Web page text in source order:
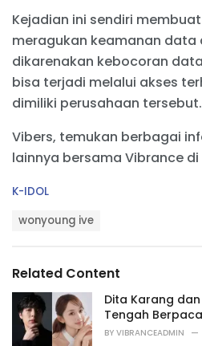
Kejadian ini sendiri membuat
meragukan keamanan data
dikarenakan kebocoran
bisa terjadi melalui akses
dimiliki perusahaan tersebut.
Vibers, temukan berbagai
lainnya bersama Vibrance di
C
r
i
K-IDOL
:
wonyoung ive
Related Content
Dita Karang
Tengah
BY VIBRANCEADMIN